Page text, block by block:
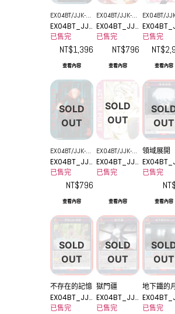
EX04BT/JJK-3-
AP05
EX04BT_JJK
-3-AP05
已售完
NT$1,396
查看內容
EX04BT/JJK-3-
AP04
EX04BT_JJK
-3-AP04
已售完
NT$796
查看內容
EX04BT/
AP02
-3-AP02
已售完
NT$
查看內容
SOLD
OUT
EX04BT/JJK-3-
AP01
EX04BT_JJK
-3-AP01
已售完
NT$796
查看內容
SOLD
OUT
EX04BT/JJK-3-
AP01 (★)
EX04BT_JJK
-3-AP01_2★
已售完
查看內容
OUT
領域展開
-3-073U
已售完
查看內容
SOLD
OUT
不存在的記憶
EX04BT_JJK
-3-071C
已售完
SOLD
OUT
獄門疆
EX04BT_JJK
-3-070U
已售完
OUT
地下鐵的
-3-068U
已售完